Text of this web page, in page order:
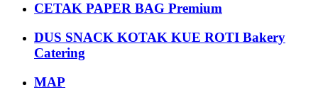
CETAK PAPER BAG Premium
DUS SNACK KOTAK KUE ROTI Bakery
Catering
MAP